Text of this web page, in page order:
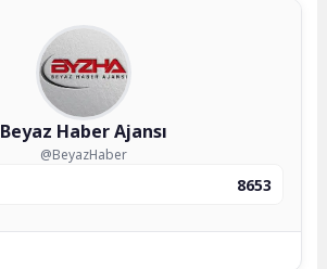
Beyaz Haber Ajansı
@BeyazHaber
8653